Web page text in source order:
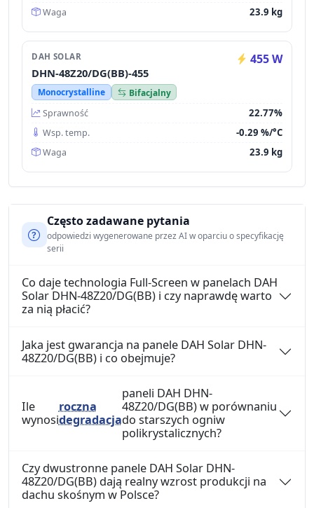
Waga 23.9 kg
DAH SOLAR 455 W
DHN-48Z20/DG(BB)-455
Monocrystalline
Bifacjalny
Sprawność
22.77%
Wsp. temp. -0.29 %/°C
Waga 23.9 kg
Często zadawane pytania
odpowiedzi wygenerowane przez AI w oparciu o specyfikację
serii
Co daje technologia Full-Screen w panelach DAH
Solar DHN-48Z20/DG(BB) i czy naprawdę warto
za nią płacić?
Jaka jest gwarancja na panele DAH Solar DHN-
48Z20/DG(BB) i co obejmuje?
Ile
wynosi
roczna
degradacja
paneli DAH DHN-
48Z20/DG(BB) w porównaniu
do starszych ogniw
polikrystalicznych?
Czy dwustronne panele DAH Solar DHN-
48Z20/DG(BB) dają realny wzrost produkcji na
dachu skośnym w Polsce?